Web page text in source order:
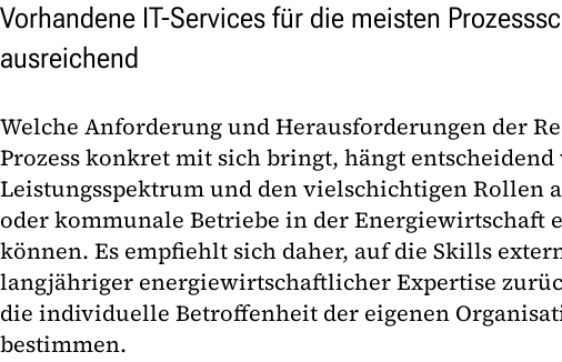
Vorhandene IT-Services für die meisten
ausreichend
Welche Anforderung und Herausforderungen der
Prozess konkret mit sich bringt, hängt entscheidend
Leistungsspektrum und den vielschichtigen Rollen
oder kommunale Betriebe in der Energiewirtschaft
können. Es empfiehlt sich daher, auf die Skills
langjähriger energiewirtschaftlicher Expertise
die individuelle Betroffenheit der eigenen
bestimmen.